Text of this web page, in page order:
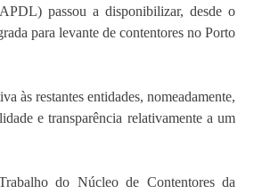
passou a disponibilizar, desde o
para levante de contentores no Porto
às restantes entidades, nomeadamente,
e transparência relativamente a um
do Núcleo de Contentores da